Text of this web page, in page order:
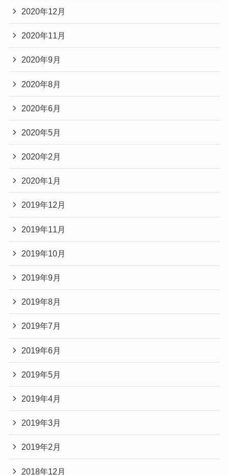
2020年12月
2020年11月
2020年9月
2020年8月
2020年6月
2020年5月
2020年2月
2020年1月
2019年12月
2019年11月
2019年10月
2019年9月
2019年8月
2019年7月
2019年6月
2019年5月
2019年4月
2019年3月
2019年2月
2018年12月